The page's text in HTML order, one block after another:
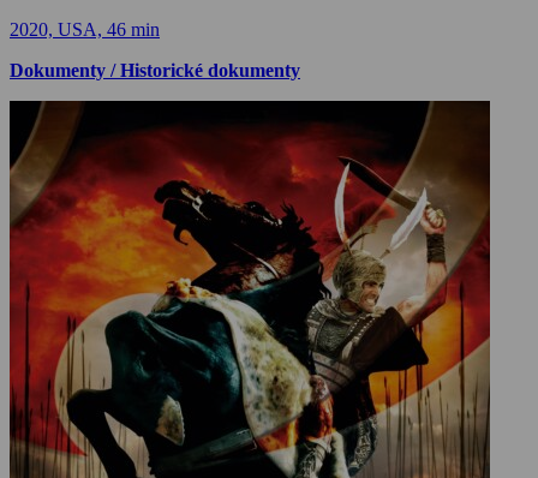
2020, USA, 46 min
Dokumenty / Historické dokumenty